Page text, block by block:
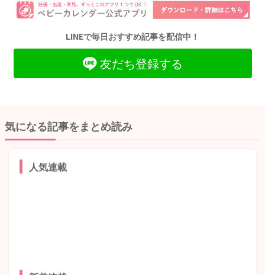
LINEで毎日おすすめ記事を配信中！
友だち登録する
気になる記事をまとめ読み
人気連載